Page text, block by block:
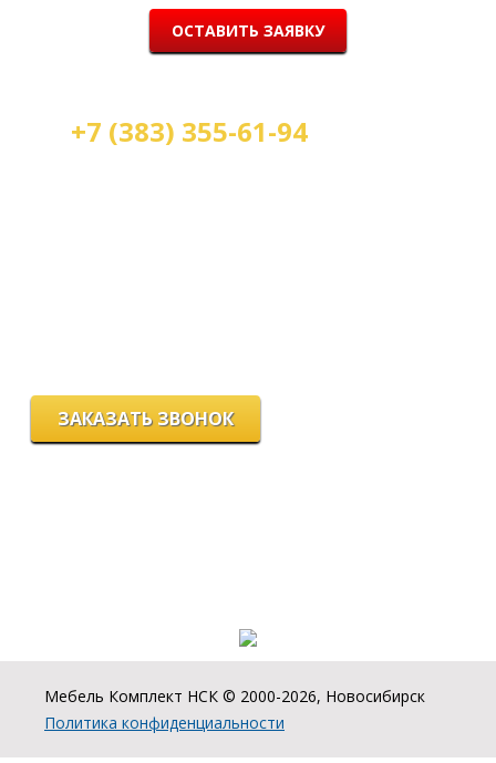
ОСТАВИТЬ ЗАЯВКУ
+7 (383) 355-61-94
ЗАКАЗАТЬ ЗВОНОК
Мебель Комплект НСК © 2000-2026, Новосибирск
Политика конфиденциальности